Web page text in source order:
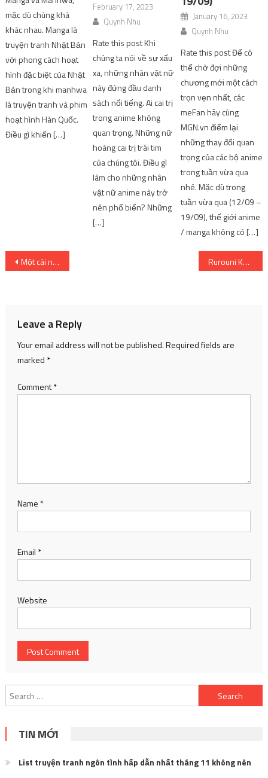
mặc dù chúng khá
khác nhau. Manga là
truyện tranh Nhật Bản
với phong cách hoạt
hình đặc biệt của Nhật
Bản trong khi manhwa
là truyện tranh và phim
hoạt hình Hàn Quốc.
Điều gì khiến […]
February 17, 2023
Quynh Nhu
Rate this post Khi
chúng ta nói về sự xấu
xa, những nhân vật nữ
này đứng đầu danh
sách nổi tiếng. Ai cai trị
trong anime không
quan trọng. Những nữ
hoàng cai trị trái tim
của chúng tôi. Điều gì
làm cho những nhân
vật nữ anime này trở
nên phổ biến? Những
[…]
January 16, 2023
Quynh Nhu
Rate this post Để có
thể chờ đợi những
chương mới một cách
trọn vẹn nhất, các
meFan hãy cùng
MGN.vn điểm lại
những thay đổi quan
trọng của các bộ anime
trong tuần vừa qua
nhé. Mặc dù trong
tuần vừa qua (12/09 –
19/09), thế giới anime
/ manga không có […]
Post
Một cái nhìn về các nhân vật phản diện trong Anime Rurouni Kenshin: Hồi tưởng (Seisou-hen) [Recommendation]
Leave a Reply
Your email address will not be published.Required fields are
marked *
Comment*
Name *
Email *
Website
Search
for:
TIN MỚI
List truyện tranh ngôn tình hấp dẫn nhất tháng 11 không nên